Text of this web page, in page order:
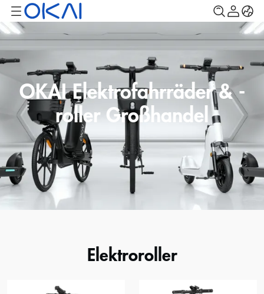
OKAI Elektrofahrräder & -
roller Großhandel
Elektroroller